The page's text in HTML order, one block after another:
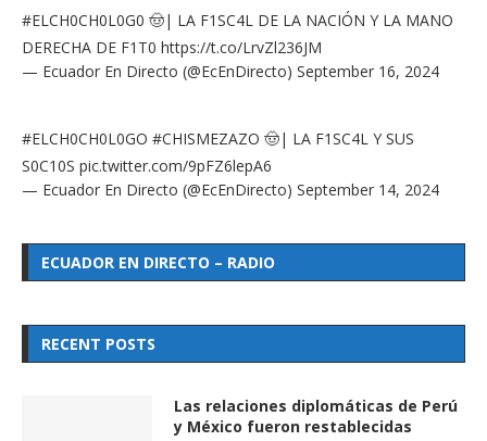
#ELCH0CH0L0G0 🤠| LA F1SC4L DE LA NACIÓN Y LA MANO
DERECHA DE F1T0 https://t.co/LrvZl236JM
— Ecuador En Directo (@EcEnDirecto) September 16, 2024
#ELCH0CH0L0GO #CHISMEZAZO 🤠| LA F1SC4L Y SUS
S0C10S pic.twitter.com/9pFZ6lepA6
— Ecuador En Directo (@EcEnDirecto) September 14, 2024
ECUADOR EN DIRECTO – RADIO
RECENT POSTS
Las relaciones diplomáticas de Perú
y México fueron restablecidas